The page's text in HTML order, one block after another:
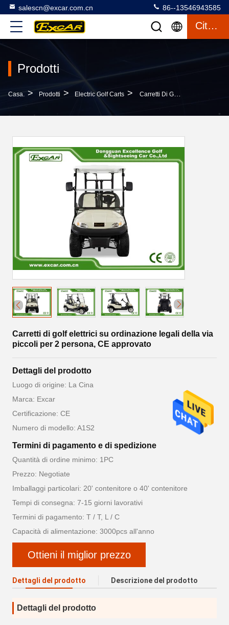
salescn@excar.com.cn 86--13546943585
Citazione
Prodotti
Casa. > Prodotti > Electric Golf Carts > Carretti Di Golf Elettrici Su Ordinazione Legali Della Via Piccoli Per 2 Persona, CE Approvato
Carretti di golf elettrici su ordinazione legali della via
piccoli per 2 persona, CE approvato
Dettagli del prodotto
Luogo di origine: La Cina
Marca: Excar
Certificazione: CE
Numero di modello: A1S2
Termini di pagamento e di spedizione
Quantità di ordine minimo: 1PC
Prezzo: Negotiate
Imballaggi particolari: 20' contenitore o 40' contenitore
Tempi di consegna: 7-15 giorni lavorativi
Termini di pagamento: T / T, L / C
Capacità di alimentazione: 3000pcs all'anno
Ottieni il miglior prezzo
Dettagli del prodotto Descrizione del prodotto
Dettagli del prodotto